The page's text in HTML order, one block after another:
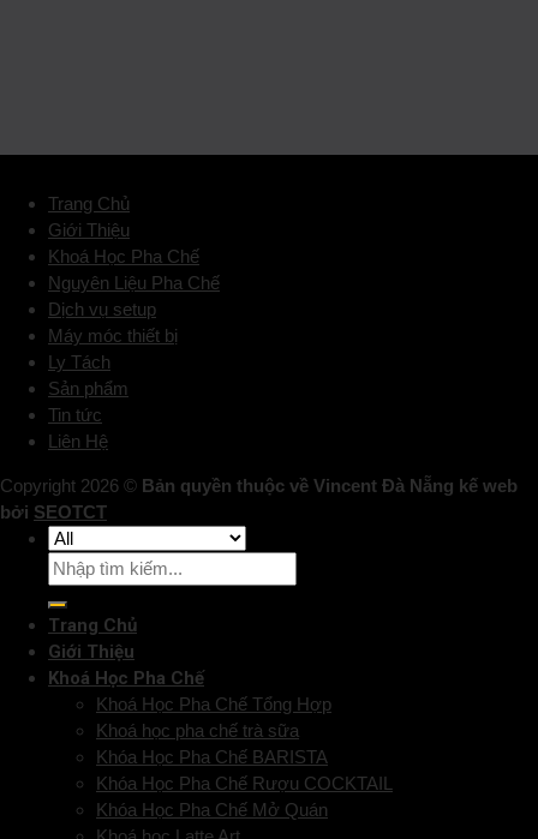
Trang Chủ
Giới Thiệu
Khoá Học Pha Chế
Nguyên Liệu Pha Chế
Dịch vụ setup
Máy móc thiết bị
Ly Tách
Sản phẩm
Tin tức
Liên Hệ
Copyright 2026 © Bản quyền thuộc về Vincent Đà Nẵng kế web
bởi SEOTCT
Trang Chủ
Giới Thiệu
Khoá Học Pha Chế
Khoá Học Pha Chế Tổng Hợp
Khoá học pha chế trà sữa
Khóa Học Pha Chế BARISTA
Khóa Học Pha Chế Rượu COCKTAIL
Khóa Học Pha Chế Mở Quán